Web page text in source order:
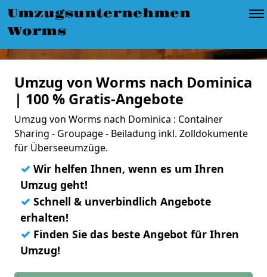
Umzugsunternehmen
Worms
Umzug von Worms nach Dominica
| 100 % Gratis-Angebote
Umzug von Worms nach Dominica : Container
Sharing - Groupage - Beiladung inkl. Zolldokumente
für Überseeumzüge.
✓ Wir helfen Ihnen, wenn es um Ihren
Umzug geht!
✓ Schnell & unverbindlich Angebote
erhalten!
✓ Finden Sie das beste Angebot für Ihren
Umzug!